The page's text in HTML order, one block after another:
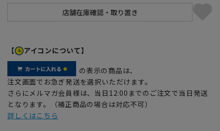
【 アイコンについて】
の表示の商品は、
注文画面でお急ぎ発送を選択いただけます。
さらにメルマガ会員様は、当日12:00までのご注文で当日発送
となります。（補正商品の場合は対応不可）
詳しくはこちら